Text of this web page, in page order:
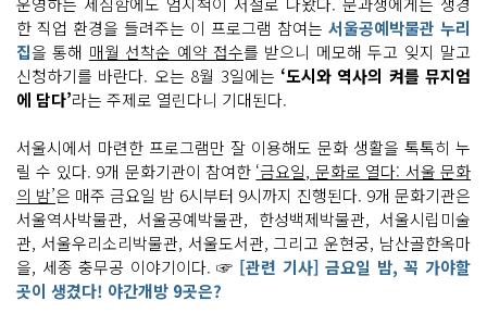
한 직업 환경을 들려주는 이 프로그램 참여는 서울공예박물관 누리
집을 통해 매월 선착순 예약 접수를 받으니 메모해 두고 잊지 말고
신청하기를 바란다. 오는 8월 3일에는 ‘도시와 역사의 켜를 뮤지엄
에 담다’라는 주제로 열린다니 기대된다.
서울시에서 마련한 프로그램만 잘 이용해도 문화 생활을 톡톡히 누
릴 수 있다. 9개 문화기관이 참여한 ‘금요일, 문화로 열다: 서울 문화
의 밤’은 매주 금요일 밤 6시부터 9시까지 진행된다. 9개 문화기관은
서울역사박물관, 서울공예박물관, 한성백제박물관, 서울시립미술
관, 서울우리소리박물관, 서울도서관, 그리고 운현궁, 남산골한옥마
을, 세종 충무공 이야기이다. ☞ [관련 기사] 금요일 밤, 꼭 가야할
곳이 생겼다! 야간개방 9곳은?